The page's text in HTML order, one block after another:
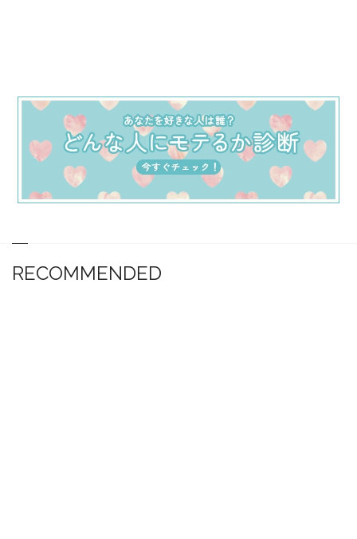
RECOMMENDED